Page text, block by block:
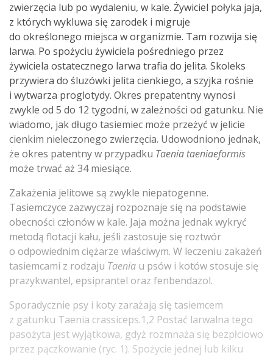
zwierzęcia lub po wydaleniu, w kale. Żywiciel połyka jaja,
z których wykluwa się zarodek i migruje
do określonego miejsca w organizmie. Tam rozwija się
larwa. Po spożyciu żywiciela pośredniego przez
żywiciela ostatecznego larwa trafia do jelita. Skoleks
przywiera do śluzówki jelita cienkiego, a szyjka rośnie
i wytwarza proglotydy. Okres prepatentny wynosi
zwykle od 5 do 12 tygodni, w zależności od gatunku. Nie
wiadomo, jak długo tasiemiec może przeżyć w jelicie
cienkim nieleczonego zwierzęcia. Udowodniono jednak,
że okres patentny w przypadku Taenia taeniaeformis
może trwać aż 34 miesiące.
Zakażenia jelitowe są zwykle niepatogenne.
Tasiemczyce zazwyczaj rozpoznaje się na podstawie
obecności członów w kale. Jaja można jednak wykryć
metodą flotacji kału, jeśli zastosuje się roztwór
o odpowiednim ciężarze właściwym. W leczeniu zakażeń
tasiemcami z rodzaju Taenia u psów i kotów stosuje się
prazykwantel, epsiprantel oraz fenbendazol.
Sporadycznie psy i koty zarażają się tasiemcem
z gatunku Taenia crassiceps.1,2 Postać larwalna tego
pasożyta jest wyjątkowa, gdyż rozmnaża się bezpłciowo
przez pączkowanie (ryc. 1). Spożycie jednej lub kilku